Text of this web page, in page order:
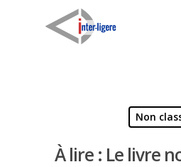
Non
À lire : Le livre